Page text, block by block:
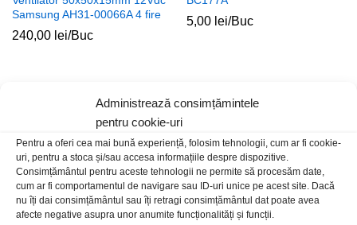
Administrează consimțămintele
pentru cookie-uri
Pentru a oferi cea mai bună experiență, folosim tehnologii, cum ar fi cookie-
uri, pentru a stoca și/sau accesa informațiile despre dispozitive.
Consimțământul pentru aceste tehnologii ne permite să procesăm date,
cum ar fi comportamentul de navigare sau ID-uri unice pe acest site. Dacă
nu îți dai consimțământul sau îți retragi consimțământul dat poate avea
afecte negative asupra unor anumite funcționalități și funcții.
Samsung AH31-00066A 4 fire
240,00 lei/Buc
5,00 lei/Buc
Stoc epuizat